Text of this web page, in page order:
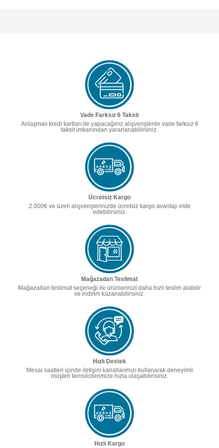
Vade Farksız 6 Taksit
Anlaşmalı kredi kartları ile yapacağınız alışverişlerde vade farksız 6
taksit imkanından yararlanabilirsiniz.
Ücretsiz Kargo
2.000₺ ve üzeri alışverişlerinizde ücretsiz kargo avantajı elde
edebilirsiniz.
Mağazadan Teslimat
Mağazadan teslimat seçeneği ile ürünlerinizi daha hızlı teslim alabilir
ve indirim kazanabilirsiniz.
Hızlı Destek
Mesai saatleri içinde iletişim kanallarımızı kullanarak deneyimli
müşteri temsilcilerimize hızla ulaşabilirisiniz.
Hızlı Kargo